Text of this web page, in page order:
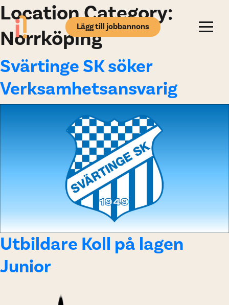
Lägg till jobbannons
Location Category:
Norrköping
Svärtinge SK söker
Verksamhetsansvarig
Utbildare Koll på lagen
Junior